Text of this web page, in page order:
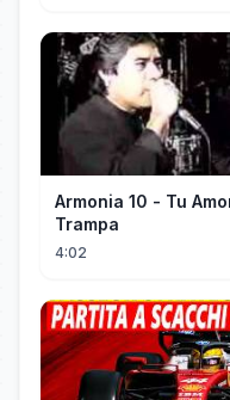
Armonia 10 - Tu
Trampa
4:02